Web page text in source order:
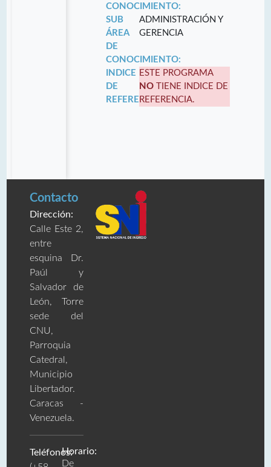
CONOCIMIENTO:
SUB
ÁREA
DE
CONOCIMIENTO:
ADMINISTRACIÓN Y
GERENCIA
INDICE
DE
REFERENCIA:
ESTE PROGRAMA
NO TIENE INDICE DE
REFERENCIA.
Contacto
Dirección:
Calle Este 2,
entre
esquina Dr.
Paúl y
Salvador de
León, Torre
sede del
CNU,
Parroquia
Catedral,
Municipio
Libertador.
Caracas -
Venezuela.
Teléfonos:Horario:
De